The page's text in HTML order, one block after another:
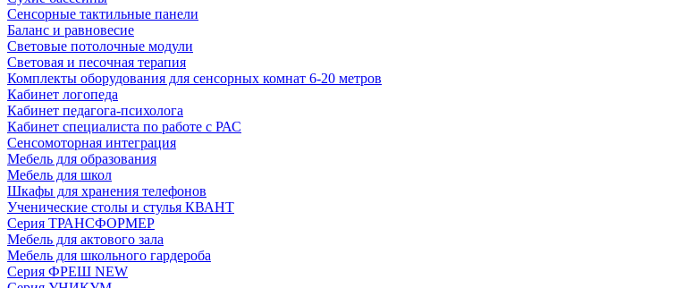
Сенсорные тактильные панели
Баланс и равновесие
Световые потолочные модули
Световая и песочная терапия
Комплекты оборудования для сенсорных комнат 6-20 метров
Кабинет логопеда
Кабинет педагога-психолога
Кабинет специалиста по работе с РАС
Сенсомоторная интеграция
Мебель для образования
Мебель для школ
Шкафы для хранения телефонов
Ученические столы и стулья КВАНТ
Серия ТРАНСФОРМЕР
Мебель для актового зала
Мебель для школьного гардероба
Серия ФРЕШ NEW